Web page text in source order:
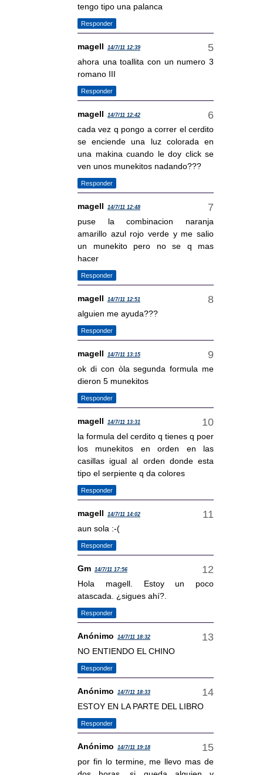
tengo tipo una palanca
Responder
magell 14/7/11 12:39
ahora una toallita con un numero 3
romano III
Responder
magell 14/7/11 12:42
cada vez q pongo a correr el cerdito
se enciende una luz colorada en
una makina cuando le doy click se
ven unos munekitos nadando???
Responder
magell 14/7/11 12:48
puse la combinacion naranja
amarillo azul rojo verde y me salio
un munekito pero no se q mas
hacer
Responder
magell 14/7/11 12:51
alguien me ayuda???
Responder
magell 14/7/11 13:15
ok di con òla segunda formula me
dieron 5 munekitos
Responder
magell 14/7/11 13:31
la formula del cerdito q tienes q poer
los munekitos en orden en las
casillas igual al orden donde esta
tipo el serpiente q da colores
Responder
magell 14/7/11 14:02
aun sola :-(
Responder
Gm 14/7/11 17:56
Hola magell. Estoy un poco
atascada. ¿sigues ahí?.
Responder
Anónimo 14/7/11 18:32
NO ENTIENDO EL CHINO
Responder
Anónimo 14/7/11 18:33
ESTOY EN LA PARTE DEL LIBRO
Responder
Anónimo 14/7/11 19:18
por fin lo termine, me llevo mas de